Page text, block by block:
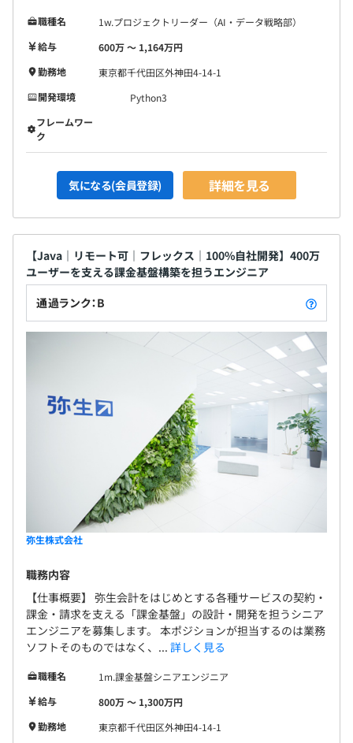
職種名
1w.プロジェクトリーダー（AI・データ戦略部）
給与
600万 〜 1,164万円
勤務地
東京都千代田区外神田4-14-1
開発環境
Python3
フレームワー
ク
気になる(会員登録) 詳細を見る
【Java｜リモート可｜フレックス｜100%自社開発】400万
ユーザーを支える課金基盤構築を担うエンジニア
通過ランク：B
弥生株式会社
職務内容
【仕事概要】 弥生会計をはじめとする各種サービスの契約・
課金・請求を支える「課金基盤」の設計・開発を担うシニア
エンジニアを募集します。 本ポジションが担当するのは業務
ソフトそのものではなく、... 詳しく見る
職種名
1m.課金基盤シニアエンジニア
給与
800万 〜 1,300万円
勤務地
東京都千代田区外神田4-14-1